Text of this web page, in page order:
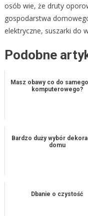
osób wie, że druty
gospodarstwa
elektryczne, suszarki do
Podobne
Masz obawy co do
komputerowego?
Bardzo duży wybór
domu
Dbanie o czystość